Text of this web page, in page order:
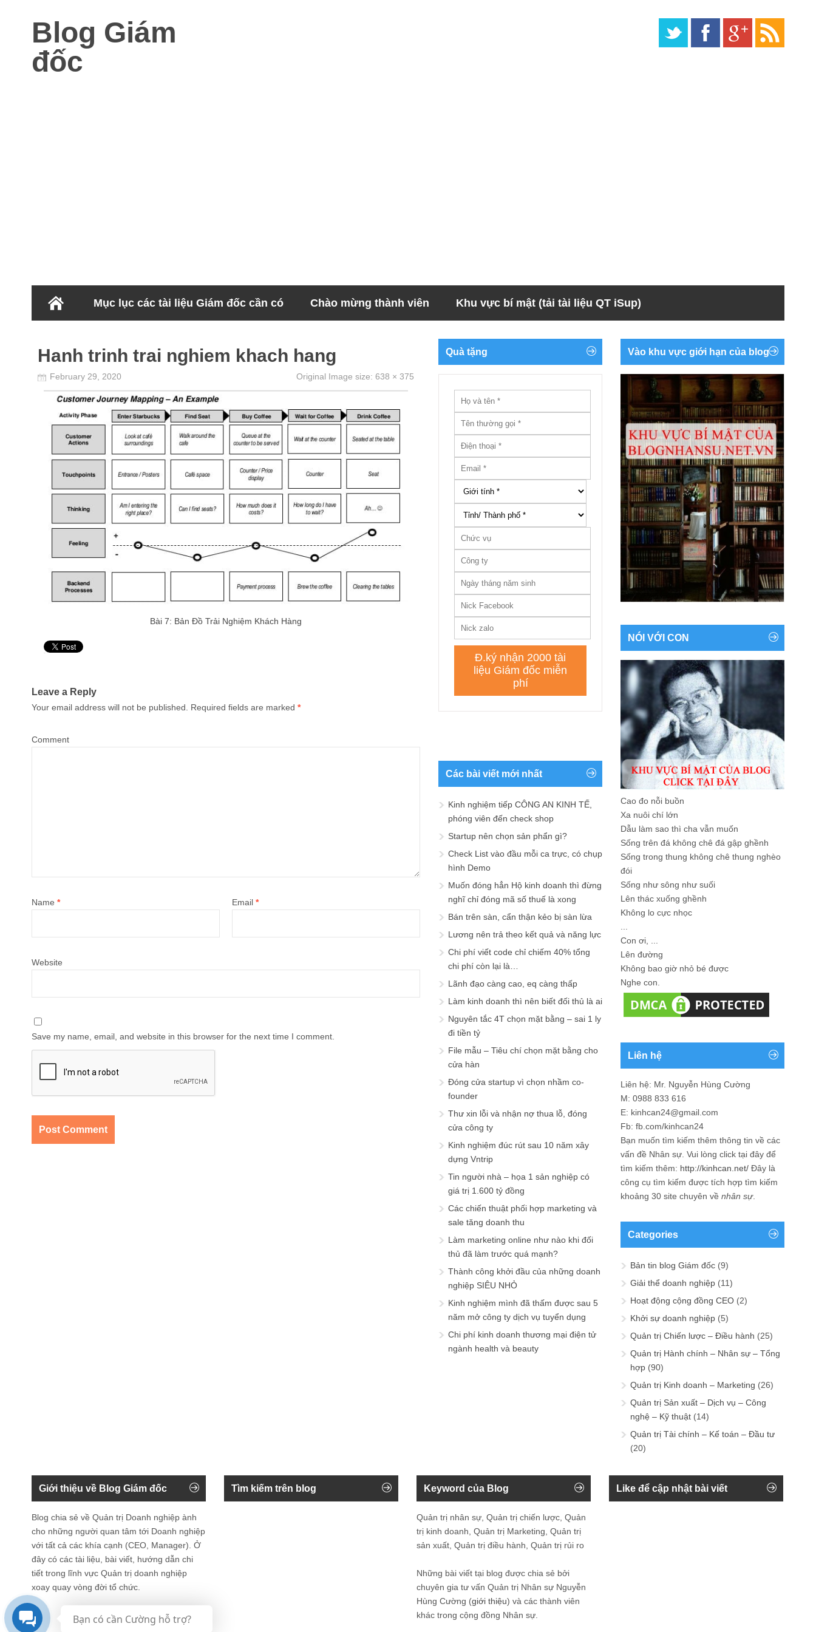
Blog Giám
đốc
Mục lục các tài liệu Giám đốc cần có Chào mừng thành viên Khu vực bí mật (tải tài liệu QT iSup)
Hanh trinh trai nghiem khach hang
February 29, 2020 Original Image size: 638 × 375
Bài 7: Bản Đồ Trải Nghiệm Khách Hàng
Leave a Reply
Your email address will not be published. Required fields are marked *
Comment
Name * Email *
Website
Save my name, email, and website in this browser for the next time I comment.
Quà tặng
Các bài viết mới nhất
Kinh nghiệm tiếp CÔNG AN KINH TẾ,
phóng viên đến check shop
Startup nên chọn sản phẩn gì?
Check List vào đầu mỗi ca trực, có chụp
hình Demo
Muốn đóng hẳn Hộ kinh doanh thì đừng
nghĩ chỉ đóng mã số thuế là xong
Bán trên sàn, cẩn thận kẻo bị sàn lừa
Lương nên trả theo kết quả và năng lực
Chi phí viết code chỉ chiếm 40% tổng
chi phí còn lại là…
Lãnh đạo càng cao, eq càng thấp
Làm kinh doanh thì nên biết đối thủ là ai
Nguyên tắc 4T chọn mặt bằng – sai 1 ly
đi tiền tỷ
File mẫu – Tiêu chí chọn mặt bằng cho
cửa hàn
Đóng cửa startup vì chọn nhầm co-
founder
Thư xin lỗi và nhận nợ thua lỗ, đóng
cửa công ty
Kinh nghiệm đúc rút sau 10 năm xây
dựng Vntrip
Tin người nhà – họa 1 sản nghiệp có
giá trị 1.600 tỷ đồng
Các chiến thuật phối hợp marketing và
sale tăng doanh thu
Làm marketing online như nào khi đối
thủ đã làm trước quá mạnh?
Thành công khởi đầu của những doanh
nghiệp SIÊU NHỎ
Kinh nghiệm mình đã thấm được sau 5
năm mở công ty dịch vụ tuyển dụng
Chi phí kinh doanh thương mại điện tử
ngành health và beauty
Vào khu vực giới hạn của blog
NÓI VỚI CON
Cao đo nỗi buồn
Xa nuôi chí lớn
Dẫu làm sao thì cha vẫn muốn
Sống trên đá không chê đá gập ghềnh
Sống trong thung không chê thung nghèo
đói
Sống như sông như suối
Lên thác xuống ghềnh
Không lo cực nhọc
Con ơi, ...
Lên đường
Không bao giờ nhỏ bé được
Nghe con.
Liên hệ
Liên hệ: Mr. Nguyễn Hùng Cường
M: 0988 833 616
E: kinhcan24@gmail.com
Fb: fb.com/kinhcan24
Bạn muốn tìm kiếm thêm thông tin về các
vấn đề Nhân sự . Vui lòng click tại đây để
tìm kiếm thêm: http://kinhcan.net/ Đây là
công cụ tìm kiếm được tích hợp tìm kiếm
khoảng 30 site chuyên về nhân sự.
Categories
Bản tin blog Giám đốc (9)
Giải thể doanh nghiệp (11)
Hoạt động cộng đồng CEO (2)
Khởi sự doanh nghiệp (5)
Quản trị Chiến lược – Điều hành (25)
Quản trị Hành chính – Nhân sự – Tổng
hợp (90)
Quản trị Kinh doanh – Marketing (26)
Quản trị Sản xuất – Dịch vụ – Công
nghệ – Kỹ thuật (14)
Quản trị Tài chính – Kế toán – Đầu tư
(20)
Giới thiệu về Blog Giám đốc
Blog chia sẻ về Quản trị Doanh nghiệp ành
cho những người quan tâm tới Doanh nghiệp
với tất cả các khía cạnh (CEO, Manager). Ở
đây có các tài liệu, bài viết, hướng dẫn chi
tiết trong lĩnh vực Quản trị doanh nghiệp
xoay quay vòng đời tổ chức.
Tìm kiếm trên blog Keyword của Blog
Quản trị nhân sự, Quản trị chiến lược, Quản
trị kinh doanh, Quản trị Marketing, Quản trị
sản xuất, Quản trị điều hành, Quản trị rủi ro
Những bài viết tại blog được chia sẻ bởi
chuyên gia tư vấn Quản trị Nhân sự Nguyễn
Hùng Cường (giới thiệu) và các thành viên
khác trong cộng đồng Nhân sự.
Like để cập nhật bài viết
Bạn có cần Cường hỗ trợ?